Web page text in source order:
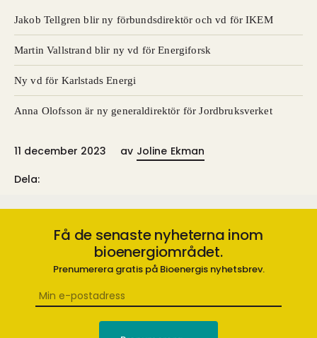
Jakob Tellgren blir ny förbundsdirektör och vd för IKEM
Martin Vallstrand blir ny vd för Energiforsk
Ny vd för Karlstads Energi
Anna Olofsson är ny generaldirektör för Jordbruksverket
11 december 2023 av Joline Ekman
Dela:
Få de senaste nyheterna inom
bioenergiområdet.
Prenumerera gratis på Bioenergis nyhetsbrev.